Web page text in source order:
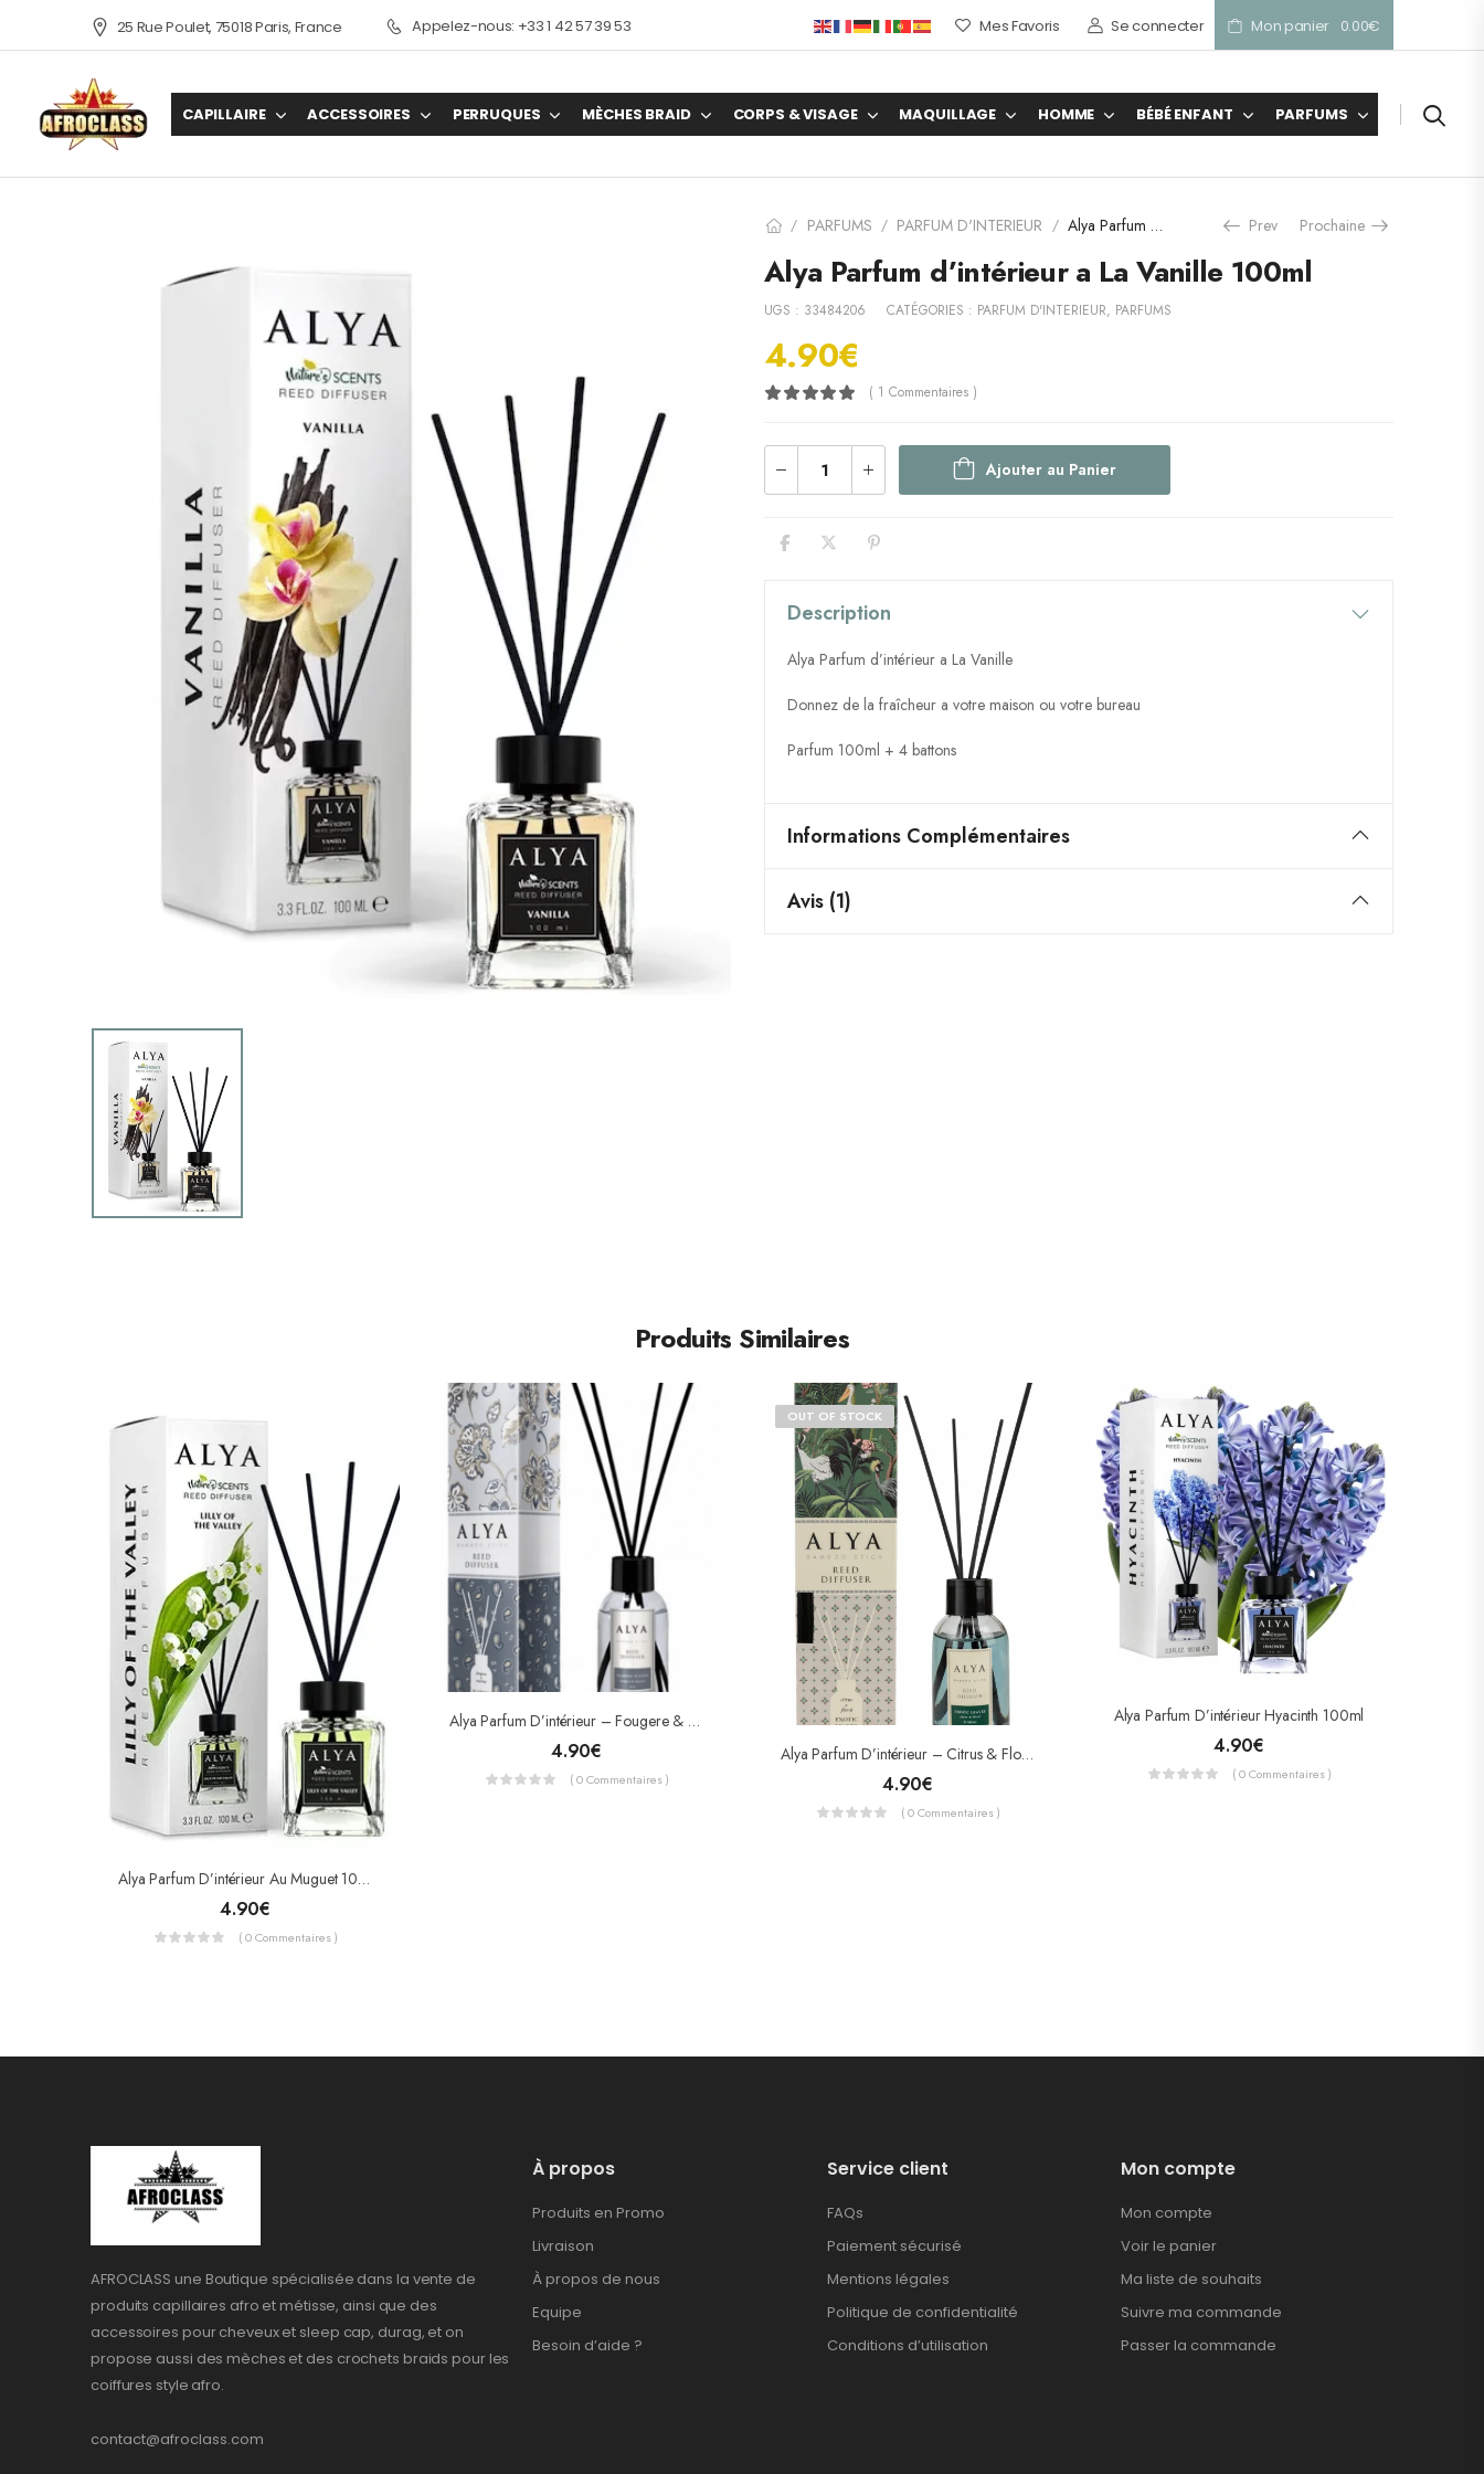
25 Rue Poulet, 75018 Paris, France Appelez-nous: +33 1 42 57 39 53 Mes Favoris Se connecter Mon panier 0.00€
CAPILLAIRE ACCESSOIRES PERRUQUES MÈCHES BRAID CORPS & VISAGE MAQUILLAGE HOMME BÉBÉ ENFANT PARFUMS
/ PARFUMS / PARFUM D'INTERIEUR / Alya Parfum d’intérieur a La Vanille 100ml Prev Prochaine
Alya Parfum d’intérieur a La Vanille 100ml
UGS : 33484206 CATÉGORIES : PARFUM D'INTERIEUR, PARFUMS
4.90€
( 1 Commentaires )
Ajouter au Panier
Description
Alya Parfum d’intérieur a La Vanille
Donnez de la fraîcheur a votre maison ou votre bureau
Parfum 100ml + 4 battons
Informations Complémentaires
Avis (1)
Produits Similaires
Alya Parfum D’intérieur Au Muguet 100ml
4.90€
( 0 Commentaires )
Alya Parfum D’intérieur – Fougere & Marine – Marine Waves 100ml
4.90€
( 0 Commentaires )
OUT OF STOCK
Alya Parfum D’intérieur – Citrus & Floral – Exotic Leaves 100ml
4.90€
( 0 Commentaires )
Alya Parfum D’intérieur Hyacinth 100ml
4.90€
( 0 Commentaires )
AFROCLASS une Boutique spécialisée dans la vente de
produits capillaires afro et métisse, ainsi que des
accessoires pour cheveux et sleep cap, durag, et on
propose aussi des mèches et des crochets braids pour les
coiffures style afro.
contact@afroclass.com
À propos
Produits en Promo
Livraison
À propos de nous
Equipe
Besoin d’aide ?
Service client
FAQs
Paiement sécurisé
Mentions légales
Politique de confidentialité
Conditions d’utilisation
Mon compte
Mon compte
Voir le panier
Ma liste de souhaits
Suivre ma commande
Passer la commande